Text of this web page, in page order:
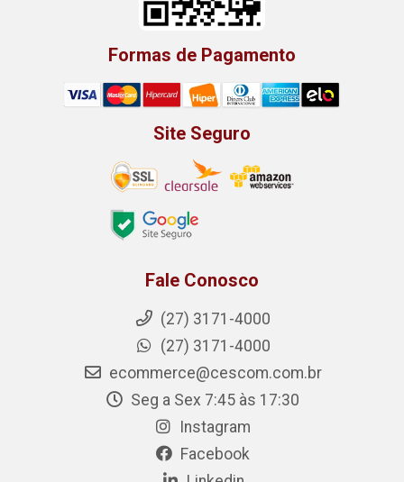
Formas de Pagamento
Site Seguro
Fale Conosco
(27) 3171-4000
(27) 3171-4000
ecommerce@cescom.com.br
Seg a Sex 7:45 às 17:30
Instagram
Facebook